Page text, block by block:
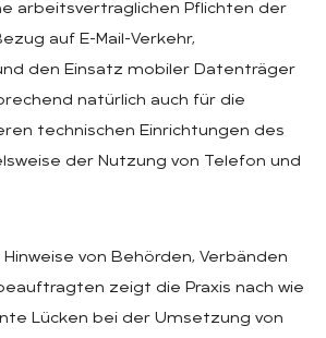
arbeitsvertraglichen Pflichten der
auf E-Mail-Verkehr,
den Einsatz mobiler Datenträger
natürlich auch für die
technischen Einrichtungen des
der Nutzung von Telefon und
von Behörden, Verbänden
zeigt die Praxis nach wie
Lücken bei der Umsetzung von